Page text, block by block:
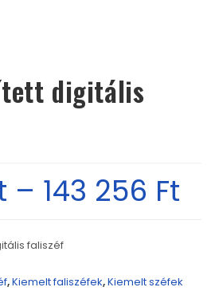
digitális
– 143 256 Ft
faliszéf
,Kiemelt faliszéfek,Kiemelt széfek